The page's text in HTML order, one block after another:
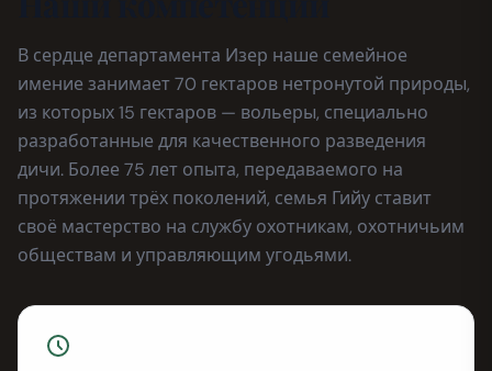
В сердце департамента Изер наше семейное
имение занимает 70 гектаров нетронутой природы,
из которых 15 гектаров — вольеры, специально
разработанные для качественного разведения
дичи. Более 75 лет опыта, передаваемого на
протяжении трёх поколений, семья Гийу ставит
своё мастерство на службу охотникам, охотничьим
обществам и управляющим угодьями.